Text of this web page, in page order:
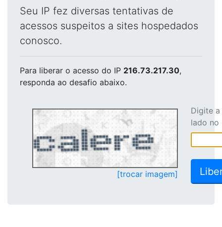
Seu IP fez diversas tentativas de
acessos suspeitos a sites hospedados
conosco.
Para liberar o acesso do IP 216.73.217.30,
responda ao desafio abaixo.
[trocar imagem]
Digite
lado no